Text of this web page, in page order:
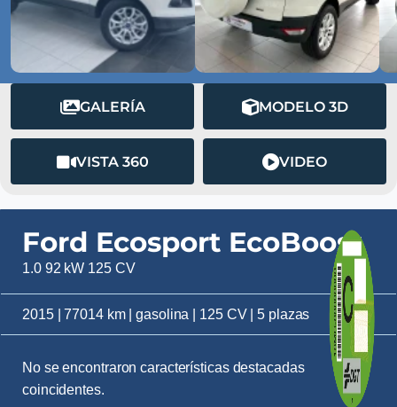
GALERÍA MODELO 3D
VISTA 360 VIDEO
Ford Ecosport EcoBoost
1.0 92 kW 125 CV
2015 | 77014 km | gasolina | 125 CV | 5 plazas
No se encontraron características destacadas
coincidentes.